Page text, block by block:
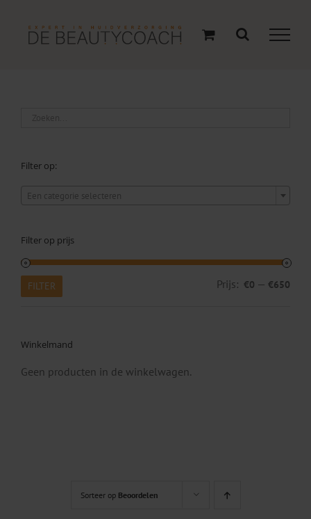
inhoud
Sorteer op Beoordelen
Filter op:
Een categorie selecteren
Filter op prijs
FILTER Prijs: €0 — €650
Winkelmand
Geen producten in de winkelwagen.